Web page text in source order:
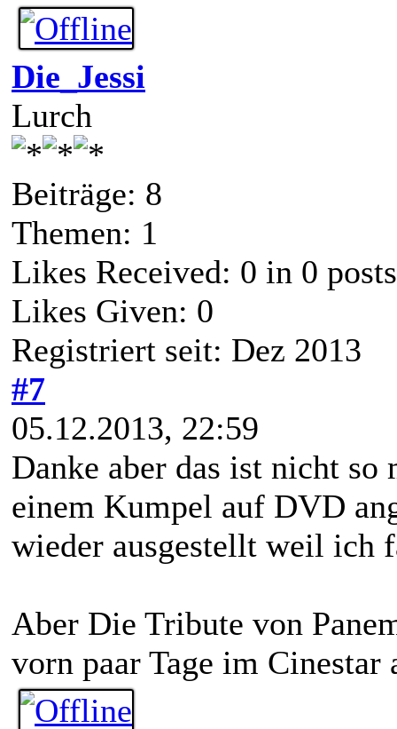
Die_Jessi
Lurch
Beiträge: 8
Themen: 1
Likes Received: 0 in 0 posts
Likes Given: 0
Registriert seit: Dez 2013
#7
05.12.2013, 22:59
Danke aber das ist nicht
einem Kumpel auf DVD
wieder ausgestellt weil ich
Aber Die Tribute von
vorn paar Tage im Cinestar